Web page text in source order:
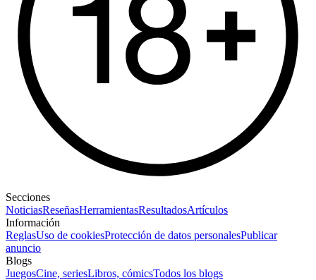
Secciones
NoticiasReseñasHerramientasResultadosArtículos
Información
ReglasUso de cookiesProtección de datos personalesPublicar
anuncio
Blogs
JuegosCine, seriesLibros, cómicsTodos los blogs